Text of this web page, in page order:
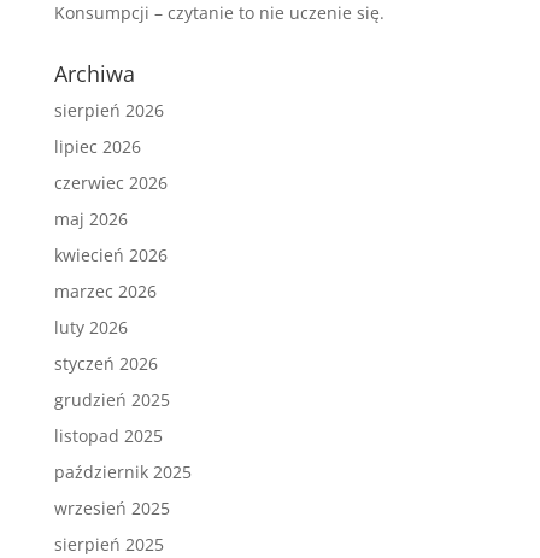
Konsumpcji – czytanie to nie uczenie się.
Archiwa
sierpień 2026
lipiec 2026
czerwiec 2026
maj 2026
kwiecień 2026
marzec 2026
luty 2026
styczeń 2026
grudzień 2025
listopad 2025
październik 2025
wrzesień 2025
sierpień 2025